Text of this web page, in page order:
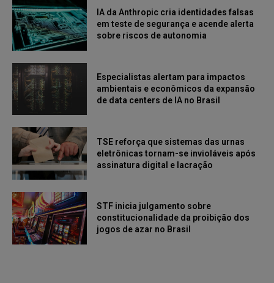
IA da Anthropic cria identidades falsas
em teste de segurança e acende alerta
sobre riscos de autonomia
Especialistas alertam para impactos
ambientais e econômicos da expansão
de data centers de IA no Brasil
TSE reforça que sistemas das urnas
eletrônicas tornam-se invioláveis após
assinatura digital e lacração
STF inicia julgamento sobre
constitucionalidade da proibição dos
jogos de azar no Brasil